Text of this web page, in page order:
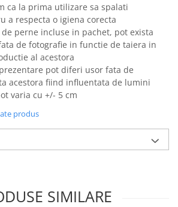
ca la prima utilizare sa spalati
a respecta o igiena corecta
perne incluse in pachet, pot exista
de fotografie in functie de taiera in
al acestora
pot diferi usor fata de
acestora fiind influentata de lumini
varia cu +/- 5 cm
produs
SIMILARE